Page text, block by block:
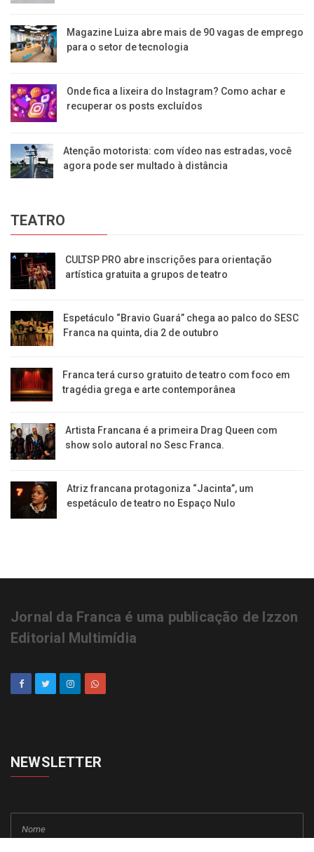
Magazine Luiza abre mais de 90 vagas de emprego
para o setor de tecnologia
Onde fica a lixeira do Instagram? Como achar e
recuperar os posts excluídos
Atenção motorista: com vídeo nas estradas, você
agora pode ser multado à distância
TEATRO
CULTSP PRO abre inscrições para orientação
artística gratuita a grupos de teatro
Espetáculo “Bravio Guará” chega ao palco do SESC
Franca na quinta, dia 2 de outubro
Franca terá curso gratuito de teatro com foco em
tragédia grega e arte contemporânea
Artista Francana é a primeira Drag Queen com
show solo autoral no Sesc Franca.
Atriz francana protagoniza “Jacinta”, um
espetáculo de teatro no Espaço Nulo
Jornal da Franca é uma publicação de Izzon
Editorial Multimídia
NEWSLETTER